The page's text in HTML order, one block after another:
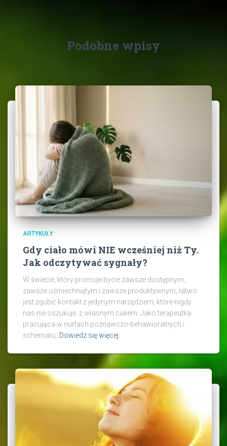
Podobne wpisy
ARTYKUŁY
Gdy ciało mówi NIE wcześniej niż Ty.
Jak odczytywać sygnały?
W świecie, który promuje bycie zawsze dostępnym,
zawsze uśmiechniętym i zawsze produktywnym, łatwo
jest zgubić kontakt z jedynym narzędziem, które nigdy
nas nie oszukuje: z własnym ciałem. Jako terapeutka
pracująca w nurtach poznawczo-behawioralnych i
schematu,
Dowiedz się więcej